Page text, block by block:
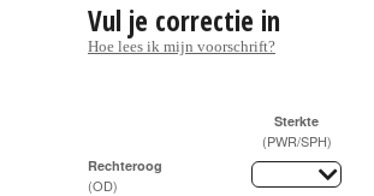
NIEUWE KLANT
Vul je correctie in
Hoe lees ik mijn voorschrift?
Sterkte
(PWR/SPH)
Rechteroog
(OD)